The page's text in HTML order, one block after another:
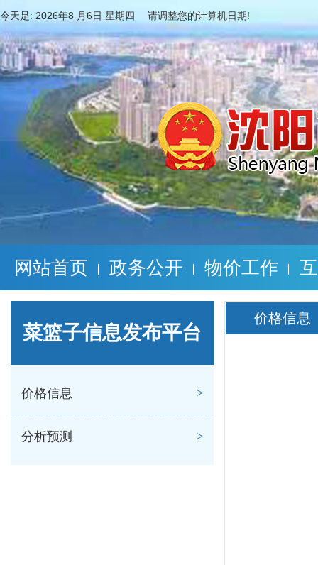
今天是: 2026年8 月6日 星期四 请调整您的计算机日期!
网站首页 政务公开 物价工作
菜篮子信息发布平台
价格信息
分析预测
价格信息